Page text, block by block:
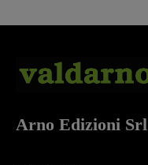
Arno Edizioni Srl